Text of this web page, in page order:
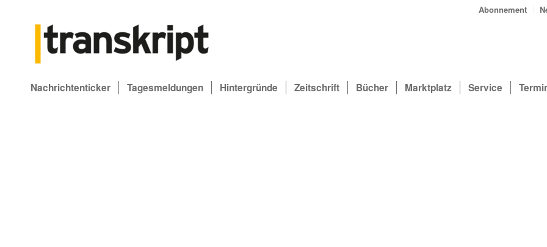
Abonnement
Nachrichtenticker Tagesmeldungen Hintergründe Zeitschrift Bücher Marktplatz Service